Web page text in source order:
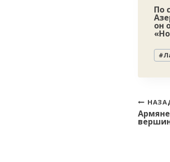
По
он
#
по